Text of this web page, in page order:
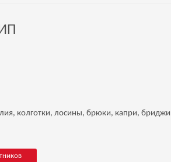
колготки, лосины, брюки, капри,